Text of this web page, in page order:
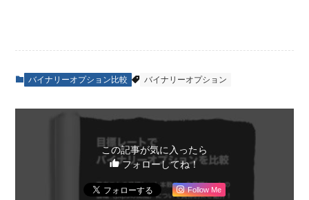
バイナリーオプション比較 バイナリーオプション
この記事が気に入ったら
フォローしてね！
Follow Me